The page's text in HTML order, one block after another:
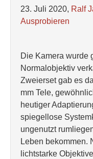
23. Juli 2020, Ralf
Ausprobieren
Die Kamera wurde
Normalobjektiv
Zweierset gab es
mm Tele,
heutiger
spiegellose
ungenutzt
Leben bekommen.
lichtstarke